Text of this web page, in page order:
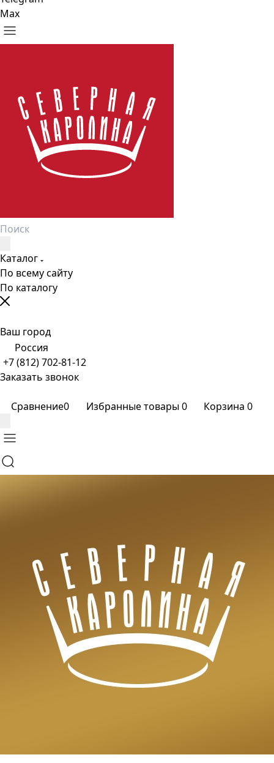
Max
Каталог
По всему сайту
По каталогу
Ваш город
Россия
+7 (812) 702-81-12
Заказать звонок
Сравнение0 Избранные товары0 Корзина 0